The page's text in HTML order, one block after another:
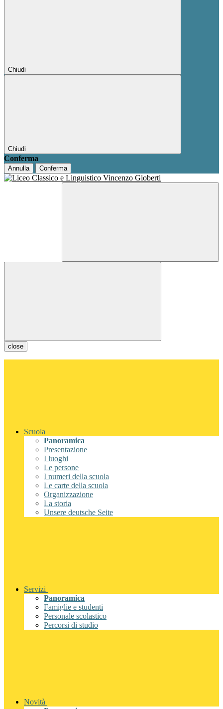
Chiudi
Chiudi
Conferma
Annulla Conferma
close
Scuola
Panoramica
Presentazione
I luoghi
Le persone
I numeri della scuola
Le carte della scuola
Organizzazione
La storia
Unsere deutsche Seite
Servizi
Panoramica
Famiglie e studenti
Personale scolastico
Percorsi di studio
Novità